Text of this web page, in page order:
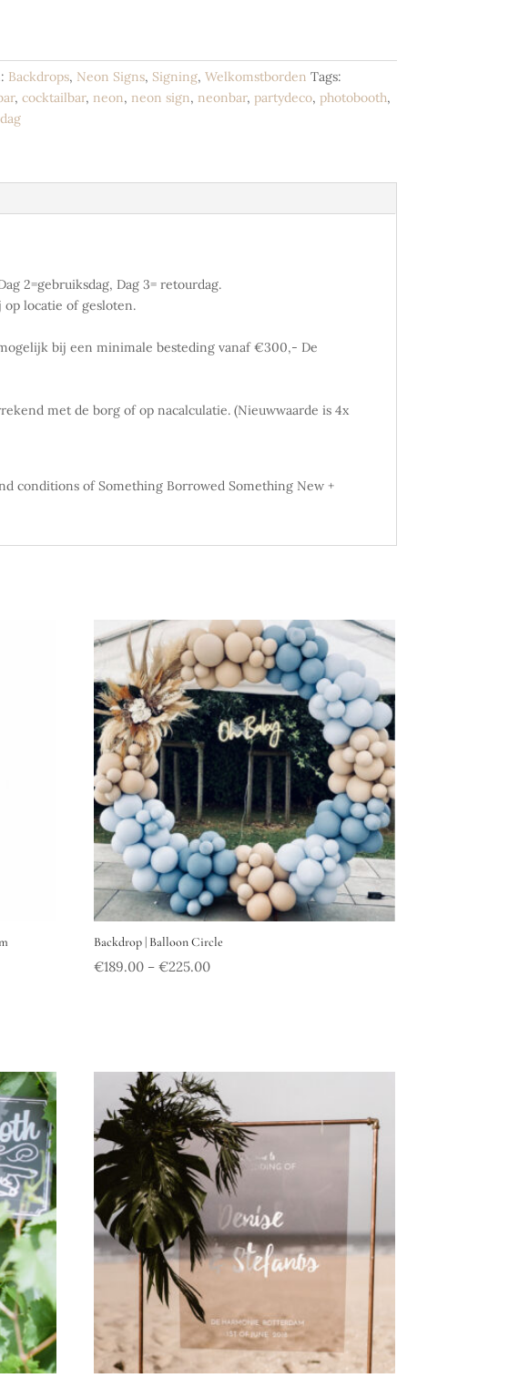
Backdrops, Neon Signs, Signing, Welkomstborden Tags:
, cocktailbar, neon, neon sign, neonbar, partydeco, photobooth,
2=gebruiksdag, Dag 3= retourdag.
locatie of gesloten.
bij een minimale besteding vanaf €300,- De
met de borg of op nacalculatie. (Nieuwwaarde is 4x
conditions of Something Borrowed Something New +
Backdrop | Balloon Circle
€189.00 –€225.00